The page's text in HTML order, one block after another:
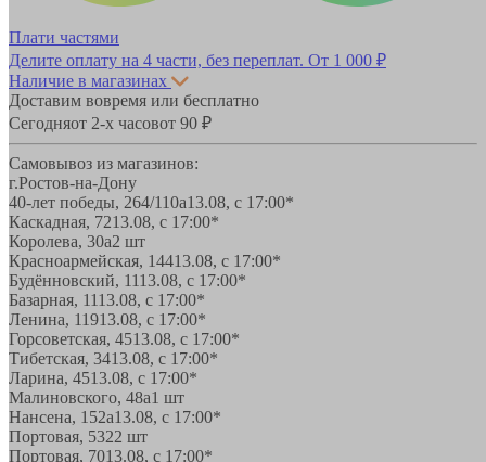
Плати частями
Делите оплату на 4 части, без переплат. От 1 000 ₽
Наличие в магазинах
Доставим вовремя или бесплатно
Сегодняот 2-х часовот 90 ₽
Самовывоз из магазинов:
г.Ростов-на-Дону
40-лет победы, 264/110а13.08, с 17:00*
Каскадная, 7213.08, с 17:00*
Королева, 30а2 шт
Красноармейская, 14413.08, с 17:00*
Будённовский, 1113.08, с 17:00*
Базарная, 1113.08, с 17:00*
Ленина, 11913.08, с 17:00*
Горсоветская, 4513.08, с 17:00*
Тибетская, 3413.08, с 17:00*
Ларина, 4513.08, с 17:00*
Малиновского, 48а1 шт
Нансена, 152а13.08, с 17:00*
Портовая, 5322 шт
Портовая, 7013.08, с 17:00*